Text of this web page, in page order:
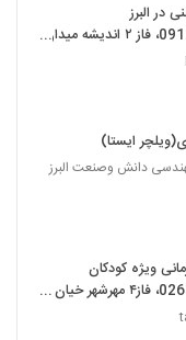
در البرز
09121623463، فاز ۲ اندیشه میدان
نامجو
ایستا)
دانش وصنعت البرز
ویژه کودکان
02634471795، فاز۴ مهرشهر خیان